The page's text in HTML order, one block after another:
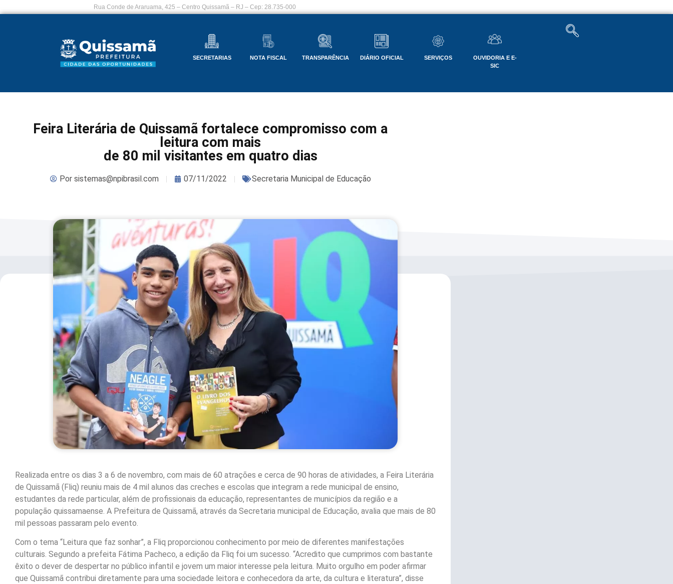
Rua Conde de Araruama, 425 – Centro Quissamã – RJ – Cep: 28.735-000
SECRETARIAS NOTA FISCAL TRANSPARÊNCIA DIÁRIO OFICIAL SERVIÇOS
OUVIDORIA E E-
SIC
Feira Literária de Quissamã fortalece compromisso com a
leitura com mais
de 80 mil visitantes em quatro dias
Porsistemas@npibrasil.com 07/11/2022 Secretaria Municipal de Educação
Realizada entre os dias 3 a 6 de novembro, com mais de 60 atrações e cerca de 90 horas de atividades, a Feira Literária
de Quissamã (Fliq) reuniu mais de 4 mil alunos das creches e escolas que integram a rede municipal de ensino,
estudantes da rede particular, além de profissionais da educação, representantes de municípios da região e a
população quissamaense. A Prefeitura de Quissamã, através da Secretaria municipal de Educação, avalia que mais de 80
mil pessoas passaram pelo evento.
Com o tema “Leitura que faz sonhar”, a Fliq proporcionou conhecimento por meio de diferentes manifestações
culturais. Segundo a prefeita Fátima Pacheco, a edição da Fliq foi um sucesso. “Acredito que cumprimos com bastante
êxito o dever de despertar no público infantil e jovem um maior interesse pela leitura. Muito orgulho em poder afirmar
que Quissamã contribui diretamente para uma sociedade leitora e conhecedora da arte, da cultura e literatura”, disse